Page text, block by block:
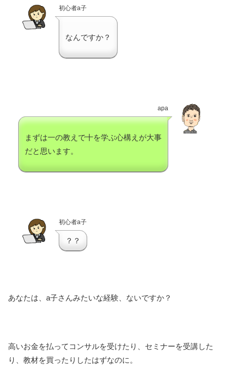
初心者a子
なんですか？
apa
まずは一の教えで十を学ぶ心構えが大事
だと思います。
初心者a子
？？
あなたは、a子さんみたいな経験、ないですか？
高いお金を払ってコンサルを受けたり、セミナーを受講した
り、教材を買ったりしたはずなのに。